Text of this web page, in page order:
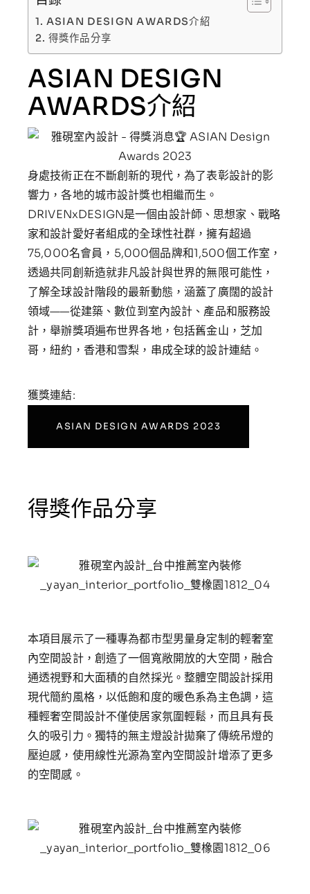
ASIAN DESIGN AWARDS介紹
得獎作品分享
ASIAN DESIGN
AWARDS介紹
身處技術正在不斷創新的現代，為了表彰設計的影
響力，各地的城市設計獎也相繼而生。
DRIVENxDESIGN是一個由設計師、思想家、戰略
家和設計愛好者組成的全球性社群，擁有超過
75,000名會員，5,000個品牌和1,500個工作室，
透過共同創新造就非凡設計與世界的無限可能性，
了解全球設計階段的最新動態，涵蓋了廣闊的設計
領域——從建築、數位到室內設計、產品和服務設
計，舉辦獎項遍布世界各地，包括舊金山，芝加
哥，紐約，香港和雪梨，串成全球的設計連結。
獲獎連結:
ASIAN DESIGN AWARDS 2023
得獎作品分享
本項目展示了一種專為都市型男量身定制的輕奢室
內空間設計，創造了一個寬敞開放的大空間，融合
通透視野和大面積的自然採光。整體空間設計採用
現代簡約風格，以低飽和度的暖色系為主色調，這
種輕奢空間設計不僅使居家氛圍輕鬆，而且具有長
久的吸引力。獨特的無主燈設計拋棄了傳統吊燈的
壓迫感，使用線性光源為室內空間設計增添了更多
的空間感。